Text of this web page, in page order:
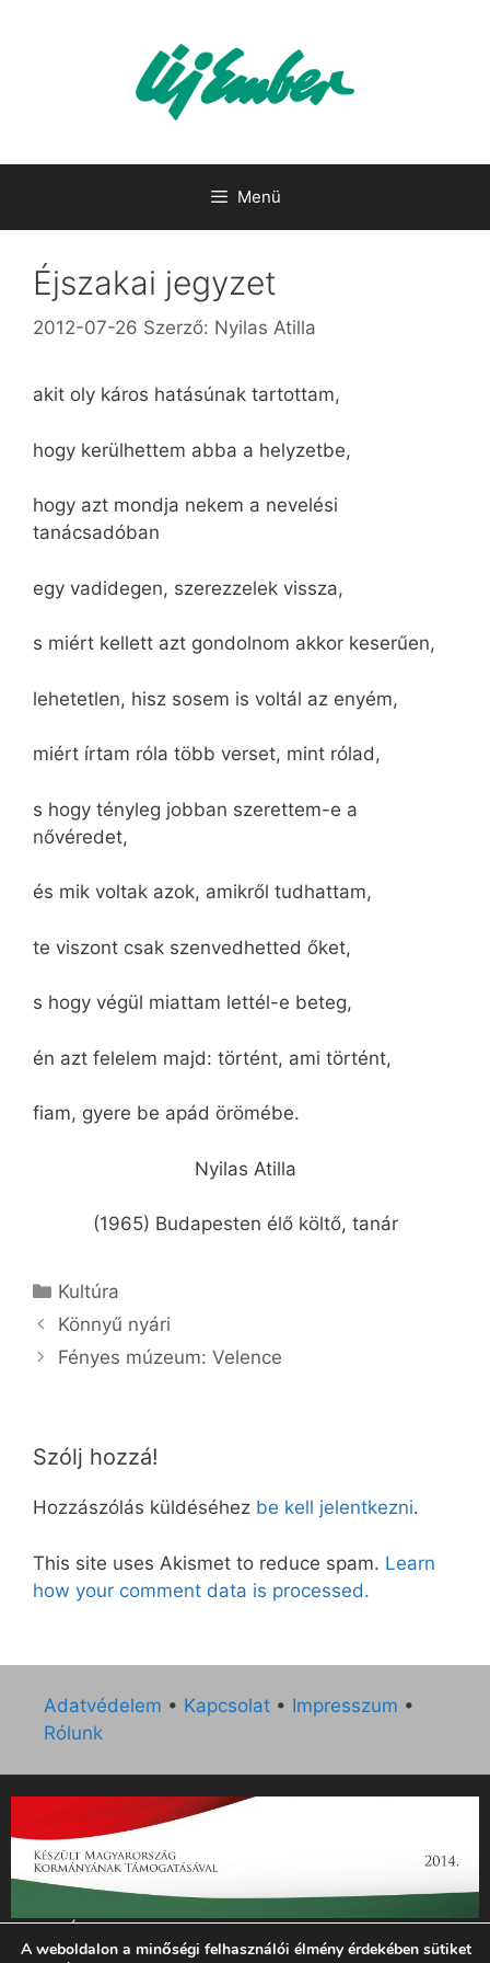
Menü
Éjszakai jegyzet
2012-07-26 Szerző: Nyilas Atilla
akit oly káros hatásúnak tartottam,
hogy kerülhettem abba a helyzetbe,
hogy azt mondja nekem a nevelési
tanácsadóban
egy vadidegen, szerezzelek vissza,
s miért kellett azt gondolnom akkor keserűen,
lehetetlen, hisz sosem is voltál az enyém,
miért írtam róla több verset, mint rólad,
s hogy tényleg jobban szerettem-e a
nővéredet,
és mik voltak azok, amikről tudhattam,
te viszont csak szenvedhetted őket,
s hogy végül miattam lettél-e beteg,
én azt felelem majd: történt, ami történt,
fiam, gyere be apád örömébe.
Nyilas Atilla
(1965) Budapesten élő költő, tanár
Kategória
Kultúra
Könnyű nyári
Fényes múzeum: Velence
Szólj hozzá!
Hozzászólás küldéséhez be kell jelentkezni.
This site uses Akismet to reduce spam. Learn
how your comment data is processed.
Adatvédelem • Kapcsolat • Impresszum •
Rólunk
„Az Új Ember katolikus hetilap 2014. évi működésének
támogatását az EGYH-KCP-14-P-0121 sz. támogatási
A weboldalon a minőségi felhasználói élmény érdekében sütiket